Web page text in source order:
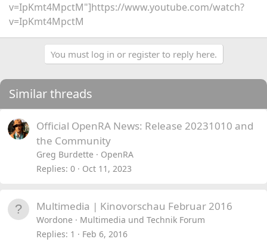
v=IpKmt4MpctM"]https://www.youtube.com/watch?
v=IpKmt4MpctM
You must log in or register to reply here.
Similar threads
Official OpenRA News: Release 20231010 and
the Community
Greg Burdette
OpenRA
Replies 0 Oct 11, 2023
Multimedia | Kinovorschau Februar 2016
Wordone
Multimedia und Technik Forum
Replies 1 Feb 6, 2016